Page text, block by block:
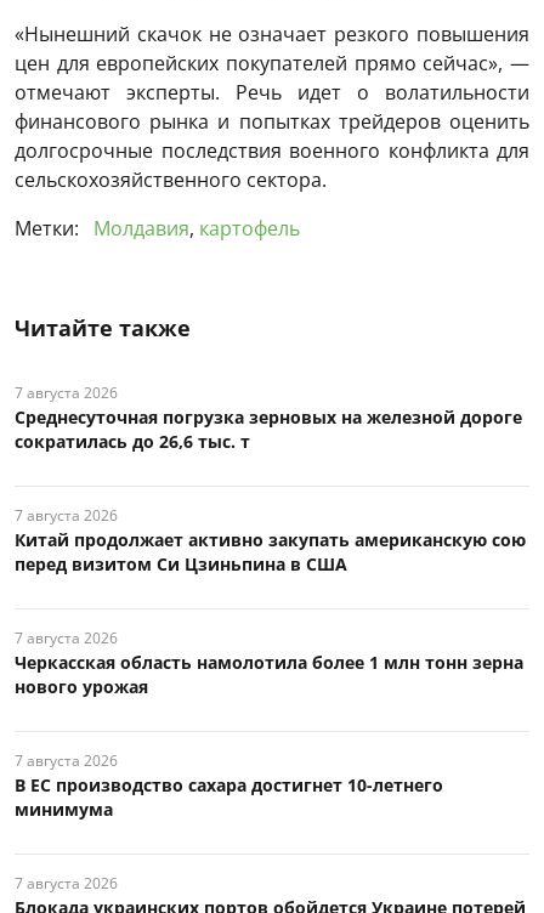
«Нынешний скачок не означает резкого повышения
цен для европейских покупателей прямо сейчас», —
отмечают эксперты. Речь идет о волатильности
финансового рынка и попытках трейдеров оценить
долгосрочные последствия военного конфликта для
сельскохозяйственного сектора.
Метки:
Молдавия, картофель
Читайте также
7 августа 2026
Среднесуточная погрузка зерновых на железной дороге
сократилась до 26,6 тыс. т
7 августа 2026
Китай продолжает активно закупать американскую сою
перед визитом Си Цзиньпина в США
7 августа 2026
Черкасская область намолотила более 1 млн тонн зерна
нового урожая
7 августа 2026
В ЕС производство сахара достигнет 10-летнего
минимума
7 августа 2026
Блокада украинских портов обойдется Украине потерей